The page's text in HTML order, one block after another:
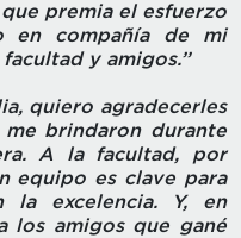
premia el esfuerzo
en compañía de mi
y amigos.’’
quiero agradecerles
brindaron durante
A la facultad, por
equipo es clave para
la excelencia. Y, en
los amigos que gané